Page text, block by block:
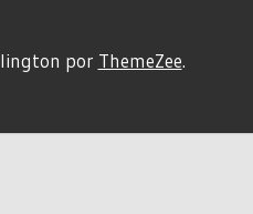
por ThemeZee.